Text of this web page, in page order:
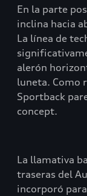
En la parte
inclina hacia
La línea de
alerón
luneta. Como
Sportback
concept.
La llamativa
traseras del
incorporó